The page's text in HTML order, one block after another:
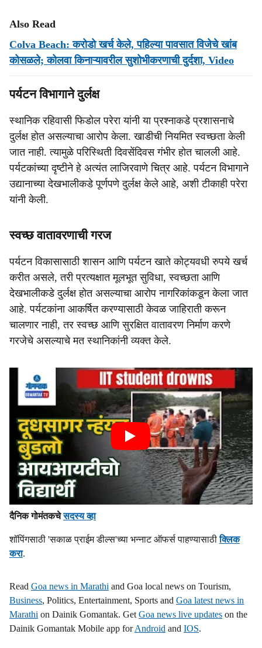
Also Read
Colva Beach: करोडो खर्च केले, पहिल्या पावसात विजेचे खांब
कोसळले; कोलवा किनाऱ्यावरील सुशोभीकरणाची दुर्दशा, Video
पर्यटन विभागाने दुर्लक्ष
स्थानिक रहिवासी फिडोल परेरा यांनी या प्रश्नाकडे प्रशासनाचे
दुर्लक्ष होत असल्याचा आरोप केला. खाडीची नियमित स्वच्छता केली
जात नाही. त्यामुळे परिस्थिती दिवसेंदिवस गंभीर होत चालली आहे.
पर्यटकांच्या दृष्टीने हे अत्यंत लाजिरवाणे चित्र आहे. पर्यटन विभागाने
उद्यानाच्या देखभालीकडे पूर्णपणे दुर्लक्ष केले आहे, अशी टीकाही परेरा
यांनी केली.
स्वच्छ वातावरणाची गरज
पर्यटन विकासासाठी शासन आणि पर्यटन खाते कोट्यवधी रुपये खर्च
करीत असले, तरी प्रत्यक्षात मूलभूत सुविधा, स्वच्छता आणि
देखभालीकडे दुर्लक्ष होत असल्याचा आरोप नागरिकांकडून केला जात
आहे. पर्यटकांना आकर्षित करण्यासाठी केवळ जाहिराती करून
चालणार नाही, तर स्वच्छ आणि सुरक्षित वातावरण निर्माण करणे
गरजेचे असल्याचे मत स्थानिकांनी व्यक्त केले.
दैनिक गोमंतकचेसदस्य व्हा
शॉपिंगसाठी 'सकाळ प्राईम डील्स'च्या भन्नाट ऑफर्स पाहण्यासाठीक्लिक
करा.
Read Goa news in Marathi and Goa local news on Tourism,
Business, Politics, Entertainment, Sports and Goa latest news in
Marathi on Dainik Gomantak. Get Goa news live updates on the
Dainik Gomantak Mobile app forAndroid and IOS.